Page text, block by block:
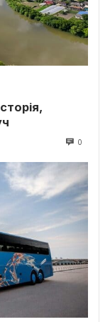
0